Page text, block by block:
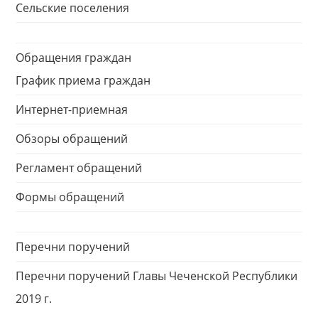
Сельские поселения
Обращения граждан
График приема граждан
Интернет-приемная
Обзоры обращений
Регламент обращений
Формы обращений
Перечни поручений
Перечни поручений Главы Чеченской Республики
2019 г.